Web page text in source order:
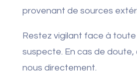
provenant de sources
Restez vigilant face à
suspecte. En cas de
nous directement.